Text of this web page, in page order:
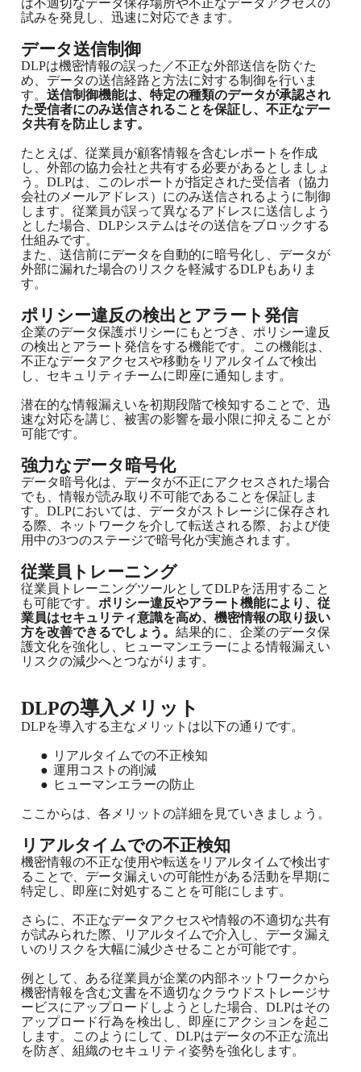
は不適切なデータ保存場所や不正なデータアクセスの
試みを発見し、迅速に対応できます。
データ送信制御
DLPは機密情報の誤った／不正な外部送信を防ぐた
め、データの送信経路と方法に対する制御を行いま
す。 送信制御機能は、特定の種類のデータが承認され
た受信者にのみ送信されることを保証し、不正なデー
タ共有を防止します。
たとえば、従業員が顧客情報を含むレポートを作成
し、外部の協力会社と共有する必要があるとしましょ
う。DLPは、このレポートが指定された受信者（協力
会社のメールアドレス）にのみ送信されるように制御
します。従業員が誤って異なるアドレスに送信しよう
とした場合、DLPシステムはその送信をブロックする
仕組みです。
また、送信前にデータを自動的に暗号化し、データが
外部に漏れた場合のリスクを軽減するDLPもありま
す。
ポリシー違反の検出とアラート発信
企業のデータ保護ポリシーにもとづき、ポリシー違反
の検出とアラート発信をする機能です。この機能は、
不正なデータアクセスや移動をリアルタイムで検出
し、セキュリティチームに即座に通知します。
潜在的な情報漏えいを初期段階で検知することで、迅
速な対応を講じ、被害の影響を最小限に抑えることが
可能です。
強力なデータ暗号化
データ暗号化は、データが不正にアクセスされた場合
でも、情報が読み取り不可能であることを保証しま
す。DLPにおいては、データがストレージに保存され
る際、ネットワークを介して転送される際、および使
用中の3つのステージで暗号化が実施されます。
従業員トレーニング
従業員トレーニングツールとしてDLPを活用すること
も可能です。 ポリシー違反やアラート機能により、従
業員はセキュリティ意識を高め、機密情報の取り扱い
方を改善できるでしょう。 結果的に、企業のデータ保
護文化を強化し、ヒューマンエラーによる情報漏えい
リスクの減少へとつながります。
DLPの導入メリット
DLPを導入する主なメリットは以下の通りです。
● リアルタイムでの不正検知
● 運用コストの削減
● ヒューマンエラーの防止
ここからは、各メリットの詳細を見ていきましょう。
リアルタイムでの不正検知
機密情報の不正な使用や転送をリアルタイムで検出す
ることで、データ漏えいの可能性がある活動を早期に
特定し、即座に対処することを可能にします。
さらに、不正なデータアクセスや情報の不適切な共有
が試みられた際、リアルタイムで介入し、データ漏え
いのリスクを大幅に減少させることが可能です。
例として、ある従業員が企業の内部ネットワークから
機密情報を含む文書を不適切なクラウドストレージサ
ービスにアップロードしようとした場合、DLPはその
アップロード行為を検出し、即座にアクションを起こ
します。
このようにして、DLPはデータの不正な流出
を防ぎ、組織のセキュリティ姿勢を強化します。